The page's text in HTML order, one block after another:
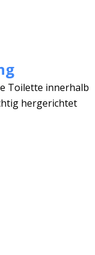
Toilette innerhalb
hergerichtet